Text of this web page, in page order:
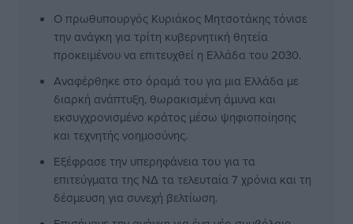
Ο πρωθυπουργός Κυριάκος Μητσοτάκης τόνισε
την ανάγκη για τρίτη κυβερνητική θητεία
προκειμένου να επιτευχθεί η Ελλάδα του 2030.
Αναφέρθηκε στο όραμά του για μια Ελλάδα με
διαρκή ανάπτυξη, θωρακισμένη άμυνα και
εκσυγχρονισμένο κράτος μέσω ψηφιοποίησης
και τεχνητής νοημοσύνης.
Εξέφρασε την υπερηφάνεια του για τα
επιτεύγματα της ΝΔ τα τελευταία 7 χρόνια και τη
δέσμευση για συνεχή βελτίωση.